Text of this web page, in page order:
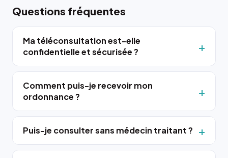
Questions fréquentes
Ma téléconsultation est-elle
confidentielle et sécurisée ?
Comment puis-je recevoir mon
ordonnance ?
Puis-je consulter sans médecin traitant ?